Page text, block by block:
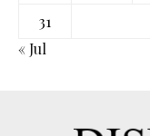
31
« Jul